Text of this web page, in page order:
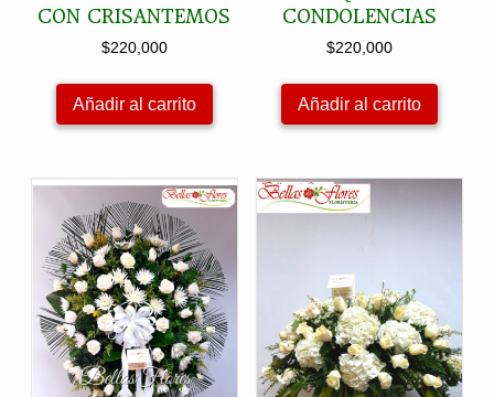
CON CRISANTEMOS
$220,000
Añadir al carrito
CONDOLENCIAS
$220,000
Añadir al carrito